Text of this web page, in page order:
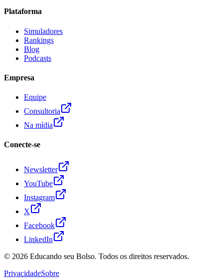
Plataforma
Simuladores
Rankings
Blog
Podcasts
Empresa
Equipe
Consultoria
Na mídia
Conecte-se
Newsletter
YouTube
Instagram
X
Facebook
LinkedIn
© 2026 Educando seu Bolso. Todos os direitos reservados.
PrivacidadeSobre